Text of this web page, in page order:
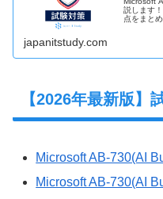
説します
点をまと
japanitstudy.com
【2026年最新版】
Microsoft AB-730(AI
Microsoft AB-730(AI